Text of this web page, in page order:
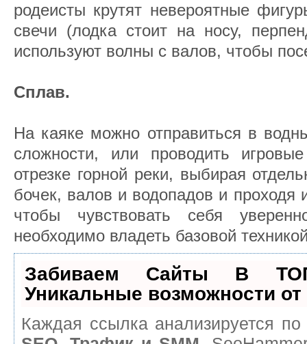
родеисты крутят невероятные
свечи (лодка стоит на носу,
используют волны с валов, чтобы
Сплав.
На каяке можно отправиться в
сложности, или проводить
отрезке горной реки, выбирая
бочек, валов и водопадов и проходя
чтобы чувствовать себя
необходимо владеть базовой
Забиваем Сайты В
Уникальные возможности от
Каждая ссылка анализируется